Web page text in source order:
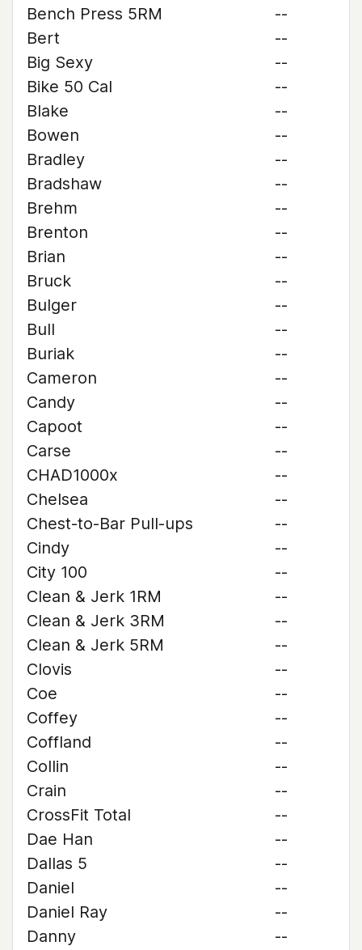
Bench Press 5RM
--
Bert
--
Big Sexy
--
Bike 50 Cal
--
Blake
--
Bowen
--
Bradley
--
Bradshaw
--
Brehm
--
Brenton
--
Brian
--
Bruck
--
Bulger
--
Bull
--
Buriak
--
Cameron
--
Candy
--
Capoot
--
Carse
--
CHAD1000x
--
Chelsea
--
Chest-to-Bar Pull-ups
--
Cindy
--
City 100
--
Clean & Jerk 1RM
--
Clean & Jerk 3RM
--
Clean & Jerk 5RM
--
Clovis
--
Coe
--
Coffey
--
Coffland
--
Collin
--
Crain
--
CrossFit Total
--
Dae Han
--
Dallas 5
--
Daniel
--
Daniel Ray
--
Danny
--